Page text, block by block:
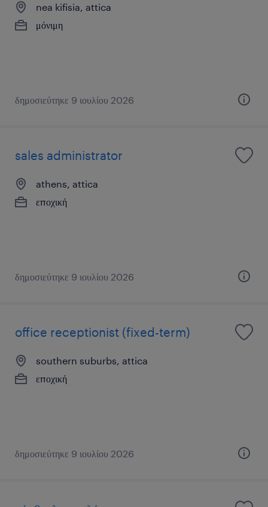
nea kifisia, attica
μόνιμη
δημοσιεύτηκε 9 ιουλίου 2026
sales administrator
athens, attica
εποχική
δημοσιεύτηκε 9 ιουλίου 2026
office receptionist (fixed-term)
southern suburbs, attica
εποχική
δημοσιεύτηκε 9 ιουλίου 2026